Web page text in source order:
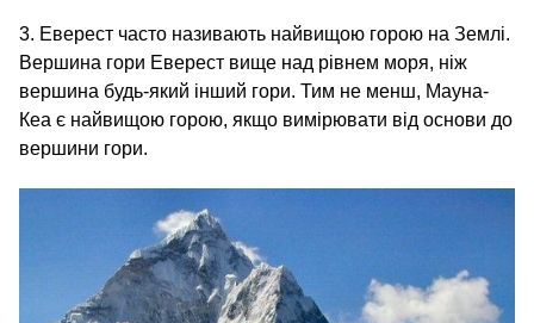
3. Еверест часто називають найвищою горою на Землі.
Вершина гори Еверест вище над рівнем моря, ніж
вершина будь-який інший гори. Тим не менш, Мауна-
Кеа є найвищою горою, якщо вимірювати від основи до
вершини гори.